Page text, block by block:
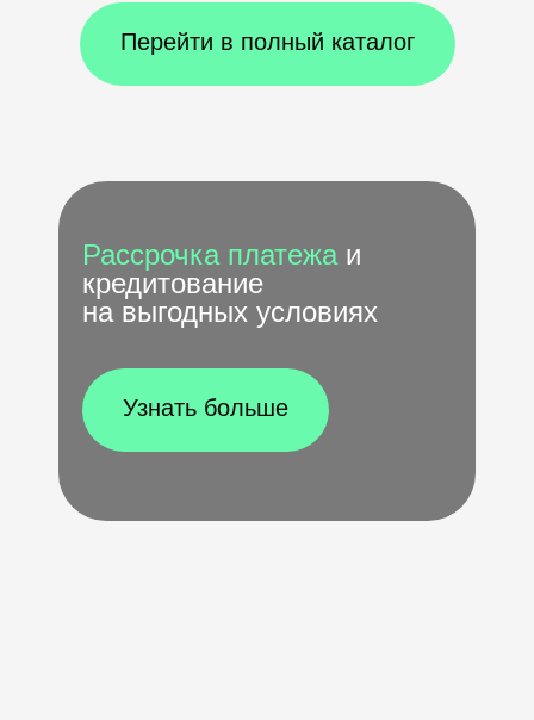
Перейти в полный каталог
Рассрочка платежа и
кредитование
на выгодных условиях
Узнать больше